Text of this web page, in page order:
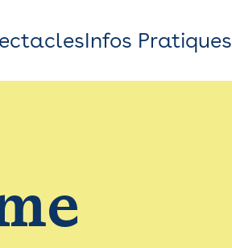
Infos Pratiques